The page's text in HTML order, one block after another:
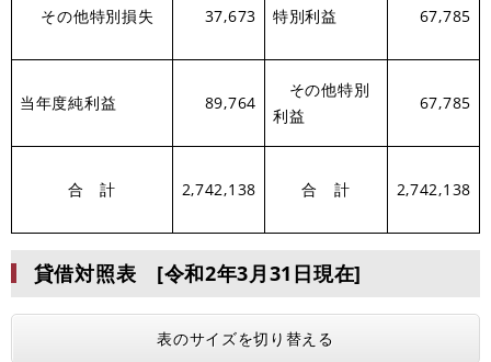
その他特別損失 37,673 特別利益 67,785
当年度純利益 89,764
その他特別
利益
67,785
合 計 2,742,138 合 計 2,742,138
貸借対照表 [令和2年3月31日現在]
表のサイズを切り替える